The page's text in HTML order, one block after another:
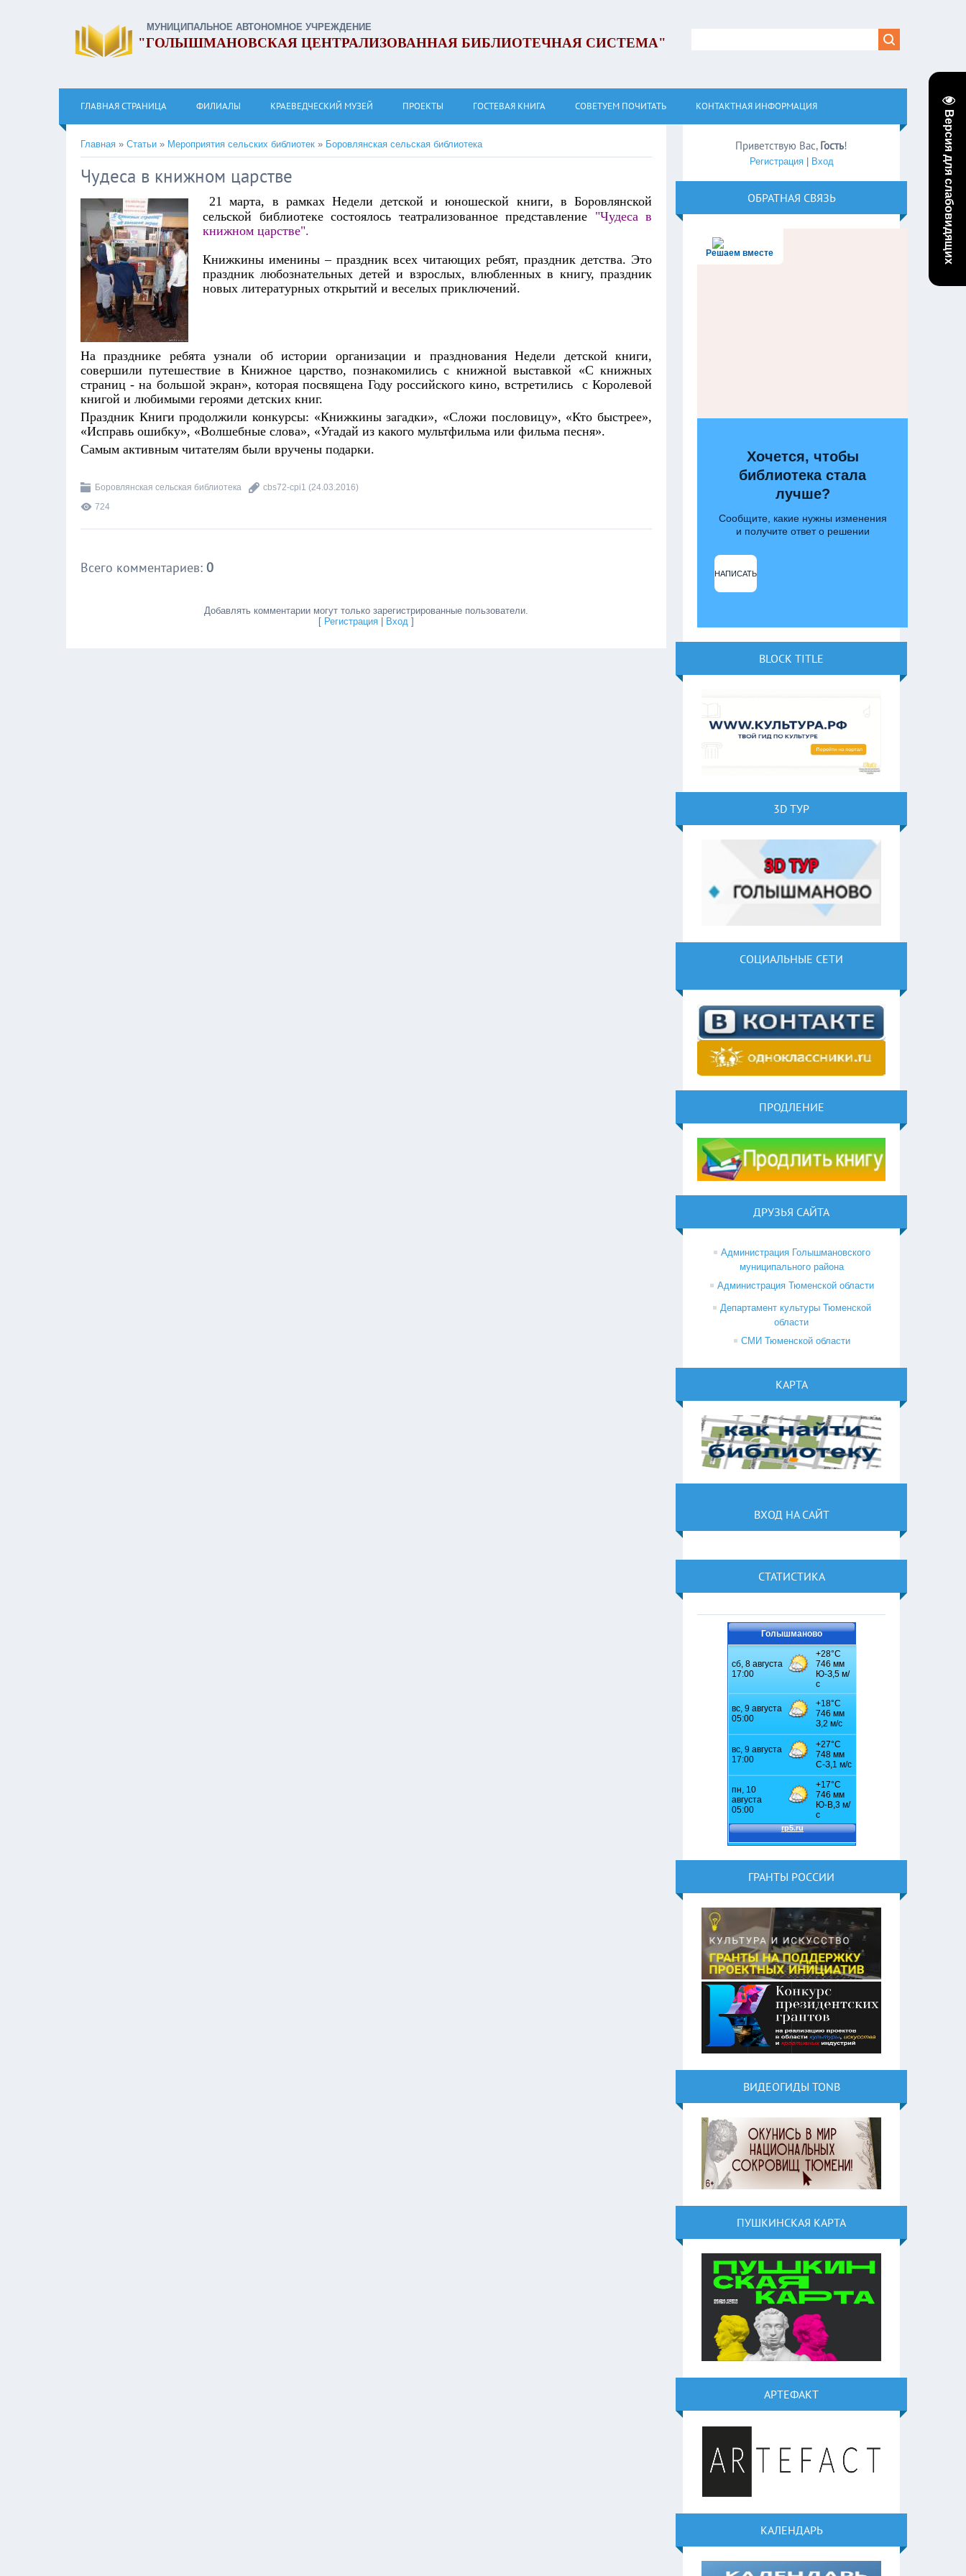
Версия для слабовидящих
МУНИЦИПАЛЬНОЕ АВТОНОМНОЕ УЧРЕЖДЕНИЕ
"ГОЛЫШМАНОВСКАЯ ЦЕНТРАЛИЗОВАННАЯ БИБЛИОТЕЧНАЯ СИСТЕМА"
ГЛАВНАЯ СТРАНИЦА ФИЛИАЛЫ КРАЕВЕДЧЕСКИЙ МУЗЕЙ ПРОЕКТЫ ГОСТЕВАЯ КНИГА СОВЕТУЕМ ПОЧИТАТЬ КОНТАКТНАЯ ИНФОРМАЦИЯ
Главная » Статьи » Мероприятия сельских библиотек » Боровлянская сельская библиотека
Чудеса в книжном царстве
21 марта, в рамках Недели детской и юношеской книги, в Боровлянской
сельской библиотеке состоялось театрализованное представление "Чудеса в
книжном царстве".
Книжкины именины – праздник всех читающих ребят, праздник детства. Это
праздник любознательных детей и взрослых, влюбленных в книгу, праздник
новых литературных открытий и веселых приключений.
На празднике ребята узнали об истории организации и празднования Недели детской книги,
совершили путешествие в Книжное царство, познакомились с книжной выставкой «С книжных
страниц - на большой экран», которая посвящена Году российского кино, встретились с Королевой
книгой и любимыми героями детских книг.
Праздник Книги продолжили конкурсы: «Книжкины загадки», «Сложи пословицу», «Кто быстрее»,
«Исправь ошибку», «Волшебные слова», «Угадай из какого мультфильма или фильма песня».
Самым активным читателям были вручены подарки.
Боровлянская сельская библиотека cbs72-cpi1 (24.03.2016)
724
Всего комментариев: 0
Добавлять комментарии могут только зарегистрированные пользователи.
[ Регистрация Вход ]
Приветствую Вас, Гость!
Регистрация| Вход
ОБРАТНАЯ СВЯЗЬ
Решаем вместе
Хочется, чтобы
библиотека стала
лучше?
Сообщите, какие нужны изменения
и получите ответ о решении
НАПИСАТЬ
BLOCK TITLE
3D ТУР
СОЦИАЛЬНЫЕ СЕТИ
ПРОДЛЕНИЕ
ДРУЗЬЯ САЙТА
Администрация Голышмановского
муниципального района
Администрация Тюменской области
Департамент культуры Тюменской
области
СМИ Тюменской области
КАРТА
ВХОД НА САЙТ
СТАТИСТИКА
Голышманово
ГРАНТЫ РОССИИ
ВИДЕОГИДЫ TONB
ПУШКИНСКАЯ КАРТА
АРТЕФАКТ
КАЛЕНДАРЬ